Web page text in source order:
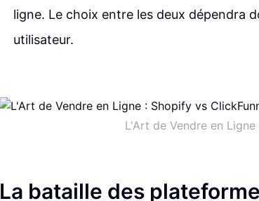
ligne. Le choix entre les deux dépendra
utilisateur.
L'Art de Vendre en
La bataille des